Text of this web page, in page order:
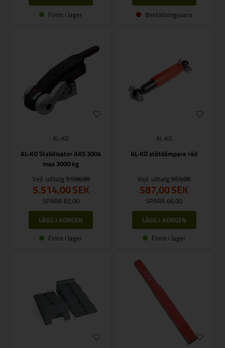
Finns i lager Beställningsvara
AL-KO
AL-KO Stabilisator AKS 3004
max 3000 kg
Vejl. udsalg 5.596,00
5.514,00SEK
SPARA 82,00
Finns i lager
AL-KO
AL-KO stötdämpare röd
Vejl. udsalg653,00
587,00SEK
SPARA 66,00
Finns i lager